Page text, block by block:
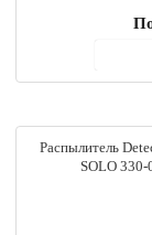
Распылитель
SOLO 330-